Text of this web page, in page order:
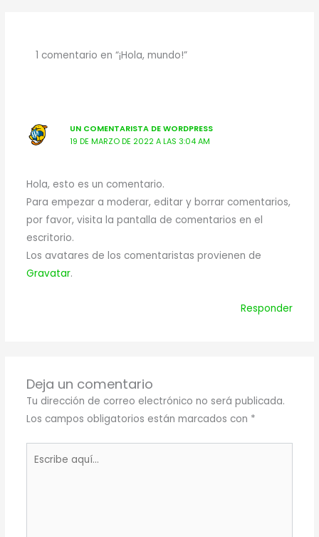
1 comentario en “¡Hola, mundo!”
UN COMENTARISTA DE WORDPRESS
19 DE MARZO DE 2022 A LAS 3:04 AM
Hola, esto es un comentario.
Para empezar a moderar, editar y borrar comentarios,
por favor, visita la pantalla de comentarios en el
escritorio.
Los avatares de los comentaristas provienen de
Gravatar.
Responder
Deja un comentario
Tu dirección de correo electrónico no será publicada.
Los campos obligatorios están marcados con *